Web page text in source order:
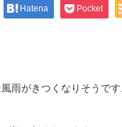
Hatena Pocket
雨がきつくなりそうです